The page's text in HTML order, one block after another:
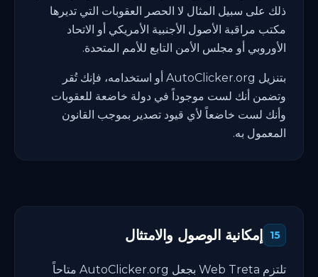
ذلك على سبيل المثال لا الحصر العقوبات التي تديرها
مكتب مراقبة الأصول الأجنبية الأمريكي أو الاتحاد
الأوروبي أو مجلس الأمن التابع للأمم المتحدة.
بتنزيل AutoClicker.org أو استخدامه، فإنك تُقر
وتضمن أنك لست موجوداً في دولة خاضعة للعقوبات
وأنك لست خاضعاً لأي قيود تصدير بموجب القانون
المعمول به.
15 إمكانية الوصول والامتثال
تلتزم Web Treta بجعل AutoClicker.org متاحاً